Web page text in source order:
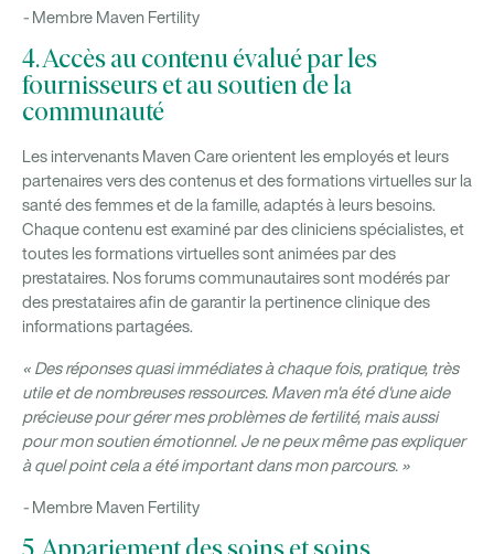
- Membre Maven Fertility
4. Accès au contenu évalué par les
fournisseurs et au soutien de la
communauté
Les intervenants Maven Care orientent les employés et leurs
partenaires vers des contenus et des formations virtuelles sur la
santé des femmes et de la famille, adaptés à leurs besoins.
Chaque contenu est examiné par des cliniciens spécialistes, et
toutes les formations virtuelles sont animées par des
prestataires. Nos forums communautaires sont modérés par
des prestataires afin de garantir la pertinence clinique des
informations partagées.
« Des réponses quasi immédiates à chaque fois, pratique, très
utile et de nombreuses ressources. Maven m'a été d'une aide
précieuse pour gérer mes problèmes de fertilité, mais aussi
pour mon soutien émotionnel. Je ne peux même pas expliquer
à quel point cela a été important dans mon parcours. »
- Membre Maven Fertility